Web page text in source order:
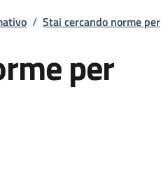
/ Stai cercando norme per
per